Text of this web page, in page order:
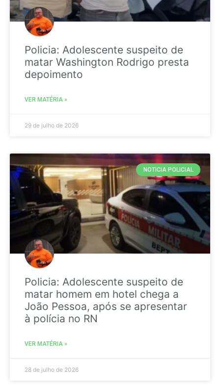
Policia: Adolescente suspeito de
matar Washington Rodrigo presta
depoimento
VER MATÉRIA »
29 de julho de 2026
NOTICIA POLICIAL
Policia: Adolescente suspeito de
matar homem em hotel chega a
João Pessoa, após se apresentar
à polícia no RN
VER MATÉRIA »
28 de julho de 2026